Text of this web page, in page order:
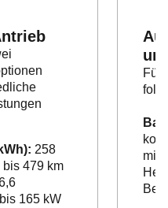
258
bis 479 km
165 kW
Für